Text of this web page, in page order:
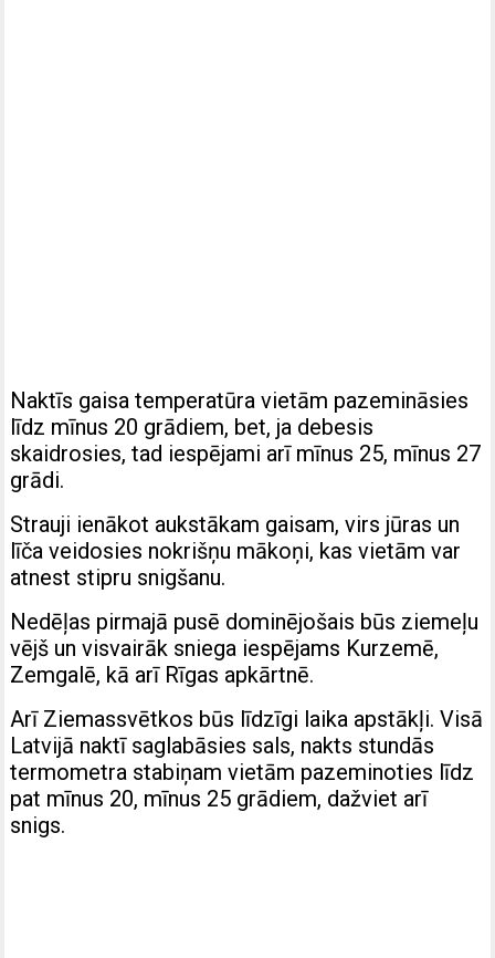
Naktīs gaisa temperatūra vietām pazemināsies
līdz mīnus 20 grādiem, bet, ja debesis
skaidrosies, tad iespējami arī mīnus 25, mīnus 27
grādi.
Strauji ienākot aukstākam gaisam, virs jūras un
līča veidosies nokrišņu mākoņi, kas vietām var
atnest stipru snigšanu.
Nedēļas pirmajā pusē dominējošais būs ziemeļu
vējš un visvairāk sniega iespējams Kurzemē,
Zemgalē, kā arī Rīgas apkārtnē.
Arī Ziemassvētkos būs līdzīgi laika apstākļi. Visā
Latvijā naktī saglabāsies sals, nakts stundās
termometra stabiņam vietām pazeminoties līdz
pat mīnus 20, mīnus 25 grādiem, dažviet arī
snigs.